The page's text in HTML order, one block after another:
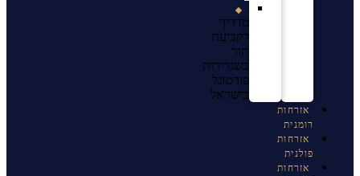
מדריך
לקביעת
תור
בשגרירות
פורטוגל
בישראל
אזרחות
רומנית
אזרחות
פולנית
אזרחות